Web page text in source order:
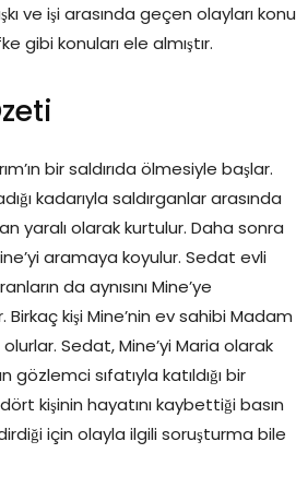
ve işi arasında geçen olayları konu
gibi konuları ele almıştır.
bir saldırıda ölmesiyle başlar.
kadarıyla saldırganlar arasında
yaralı olarak kurtulur. Daha sonra
aramaya koyulur. Sedat evli
da aynısını Mine’ye
kişi Mine’nin ev sahibi Madam
olurlar. Sedat, Mine’yi Maria olarak
sıfatıyla katıldığı bir
kişinin hayatını kaybettiği basın
için olayla ilgili soruşturma bile